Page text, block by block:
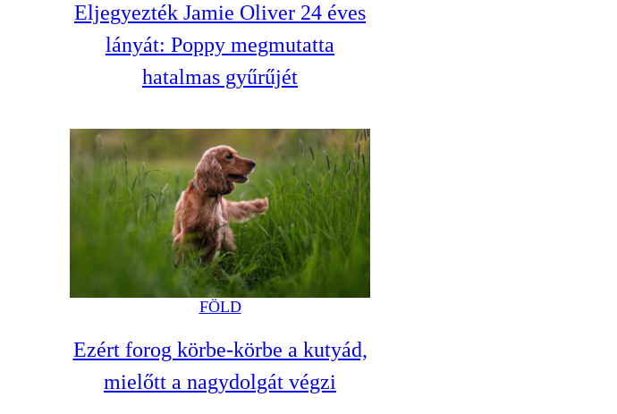
Eljegyezték Jamie Oliver 24 éves
lányát: Poppy megmutatta
hatalmas gyűrűjét
FÖLD
Ezért forog körbe-körbe a kutyád,
mielőtt a nagydolgát végzi